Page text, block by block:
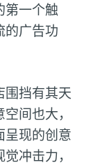
第一个触
的广告功
围挡有其天
间也大，
呈现的创意
冲击力，